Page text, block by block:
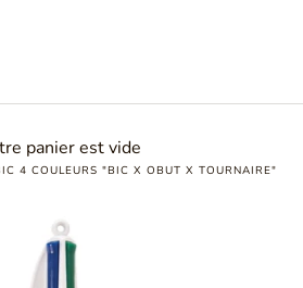
panier est vide
4 COULEURS "BIC X OBUT X TOURNAIRE"